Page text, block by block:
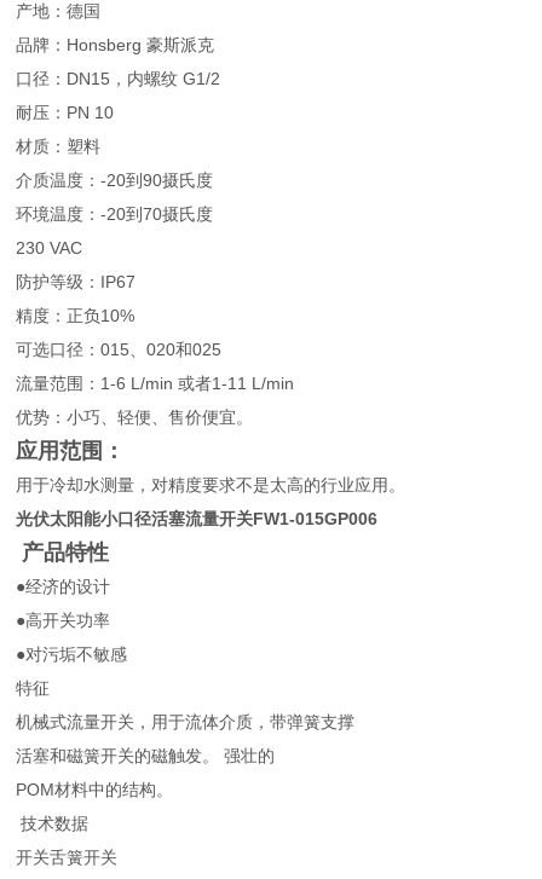
产地：德国
品牌：Honsberg 豪斯派克
口径：DN15，内螺纹 G1/2
耐压：PN 10
材质：塑料
介质温度：-20到90摄氏度
环境温度：-20到70摄氏度
230 VAC
防护等级：IP67
精度：正负10%
可选口径：015、020和025
流量范围：1-6 L/min 或者1-11 L/min
优势：小巧、轻便、售价便宜。
应用范围：
用于冷却水测量，对精度要求不是太高的行业应用。
光伏太阳能小口径活塞流量开关FW1-015GP006
产品特性
●经济的设计
●高开关功率
●对污垢不敏感
特征
机械式流量开关，用于流体介质，带弹簧支撑
活塞和磁簧开关的磁触发。 强壮的
POM材料中的结构。
技术数据
开关舌簧开关